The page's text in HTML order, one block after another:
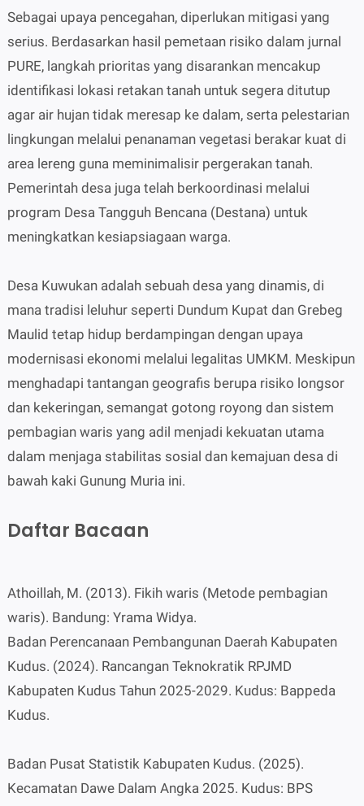
Sebagai upaya pencegahan, diperlukan mitigasi yang
serius. Berdasarkan hasil pemetaan risiko dalam jurnal
PURE, langkah prioritas yang disarankan mencakup
identifikasi lokasi retakan tanah untuk segera ditutup
agar air hujan tidak meresap ke dalam, serta pelestarian
lingkungan melalui penanaman vegetasi berakar kuat di
area lereng guna meminimalisir pergerakan tanah.
Pemerintah desa juga telah berkoordinasi melalui
program Desa Tangguh Bencana (Destana) untuk
meningkatkan kesiapsiagaan warga.
Desa Kuwukan adalah sebuah desa yang dinamis, di
mana tradisi leluhur seperti Dundum Kupat dan Grebeg
Maulid tetap hidup berdampingan dengan upaya
modernisasi ekonomi melalui legalitas UMKM. Meskipun
menghadapi tantangan geografis berupa risiko longsor
dan kekeringan, semangat gotong royong dan sistem
pembagian waris yang adil menjadi kekuatan utama
dalam menjaga stabilitas sosial dan kemajuan desa di
bawah kaki Gunung Muria ini.
Daftar Bacaan
Athoillah, M. (2013). Fikih waris (Metode pembagian
waris). Bandung: Yrama Widya.
Badan Perencanaan Pembangunan Daerah Kabupaten
Kudus. (2024). Rancangan Teknokratik RPJMD
Kabupaten Kudus Tahun 2025-2029. Kudus: Bappeda
Kudus.
Badan Pusat Statistik Kabupaten Kudus. (2025).
Kecamatan Dawe Dalam Angka 2025. Kudus: BPS